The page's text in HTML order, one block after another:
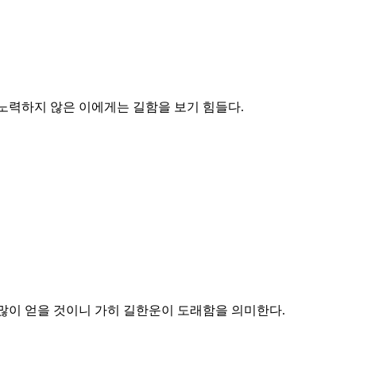
력하지 않은 이에게는 길함을 보기 힘들다.
얻을 것이니 가히 길한운이 도래함을 의미한다.